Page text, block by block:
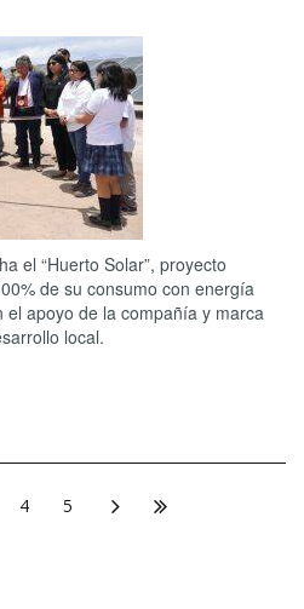
el “Huerto Solar”, proyecto
de su consumo con energía
el apoyo de la compañía y marca
local.
4 5